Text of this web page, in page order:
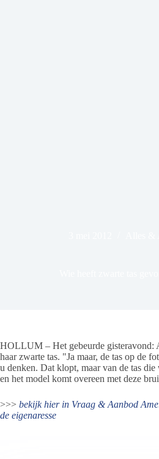
HOLLUM – Het gebeurde gisteravond:
haar zwarte tas. "Ja maar, de tas op de
u denken. Dat klopt, maar van de tas
en het model komt overeen met deze
>>> bekijk hier in Vraag & Aanbod
de eigenaresse